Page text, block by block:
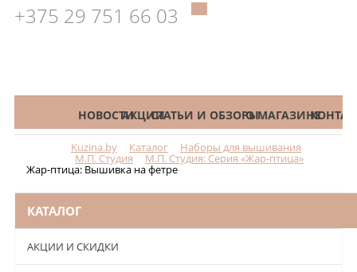
+375 29 751 66 03
КАТАЛОГНОВОСТИАКЦИИСТАТЬИ И ОБЗОРЫО МАГАЗИНЕ
Kuzina.by Каталог Наборы для вышивания
М.П. Студия М.П. Студия: Серия «Жар-птица»
Жар-птица: Вышивка на фетре
КАТАЛОГ
АКЦИИ И СКИДКИ